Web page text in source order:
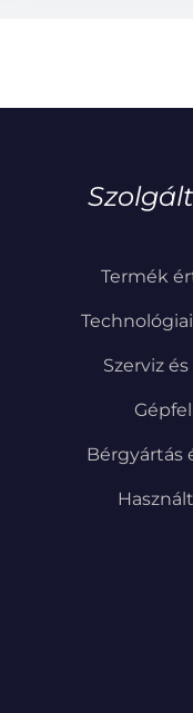
Termék
Szerviz
Bérgyártás